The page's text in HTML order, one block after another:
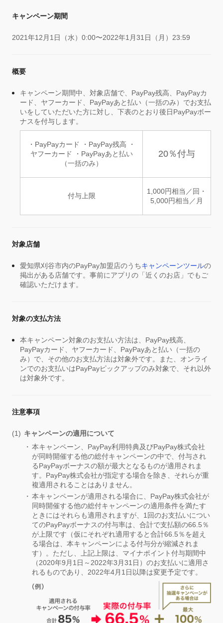
キャンペーン期間
2021年12月1日（水）0:00〜2022年1月31日（月）23:59
概要
キャンペーン期間中、対象店舗で、PayPay残高、PayPayカ
ード、ヤフーカード、PayPayあと払い（一括のみ）でお支払
いをしていただいた方に対し、下表のとおり後日PayPayボー
ナスを付与します。
・PayPayカード ・PayPay残高 ・
ヤフーカード ・PayPayあと払い
（一括のみ）
20％付与
付与上限
1,000円相当／回・
5,000円相当／月
対象店舗
愛知県刈谷市内のPayPay加盟店のうちキャンペーンツールの
掲出がある店舗です。事前にアプリの「近くのお店」でもご
確認いただけます。
対象の支払方法
本キャンペーン対象のお支払い方法は、PayPay残高、
PayPayカード、ヤフーカード、PayPayあと払い（一括の
み）で、その他のお支払方法は対象外です。また、オンライ
ンでのお支払いはPayPayピックアップのみ対象で、それ以外
は対象外です。
注意事項
キャンペーンの適用について
本キャンペーン、PayPay利用特典及びPayPay株式会社
が同時開催する他の総付キャンペーンの中で、付与され
るPayPayボーナスの額が最大となるものが適用されま
す。PayPay株式会社が指定する場合を除き、それらが重
複適用されることはありません。
本キャンペーンが適用される場合に、PayPay株式会社が
同時開催する他の総付キャンペーンの適用条件を満たす
ときにはそれらも適用されますが、1回のお支払いについ
てのPayPayボーナスの付与率は、合計で支払額の66.5％
が上限です（仮にそれぞれ適用すると合計66.5％を超え
る場合は、本キャンペーンによる付与分が縮減されま
す）。ただし、上記上限は、マイナポイント付与期間中
（2020年9月1日～2022年3月31日）のお支払いに適用さ
れるものであり、2022年4月1日以降は変更予定です。